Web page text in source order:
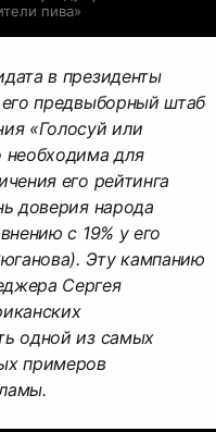
пива»
в президенты
предвыборный штаб
«Голосуй или
необходима для
его рейтинга
доверия народа
с 19% у его
Эту кампанию
Сергея
одной из самых
примеров